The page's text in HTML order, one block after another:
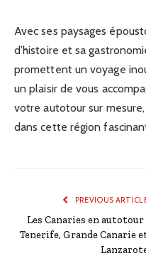
Avec ses paysages
d’histoire et sa
promettent un voyage
un plaisir de vous
votre autotour sur
dans cette région
PREVIOUS
Les Canaries en autotour
Tenerife, Grande Canarie